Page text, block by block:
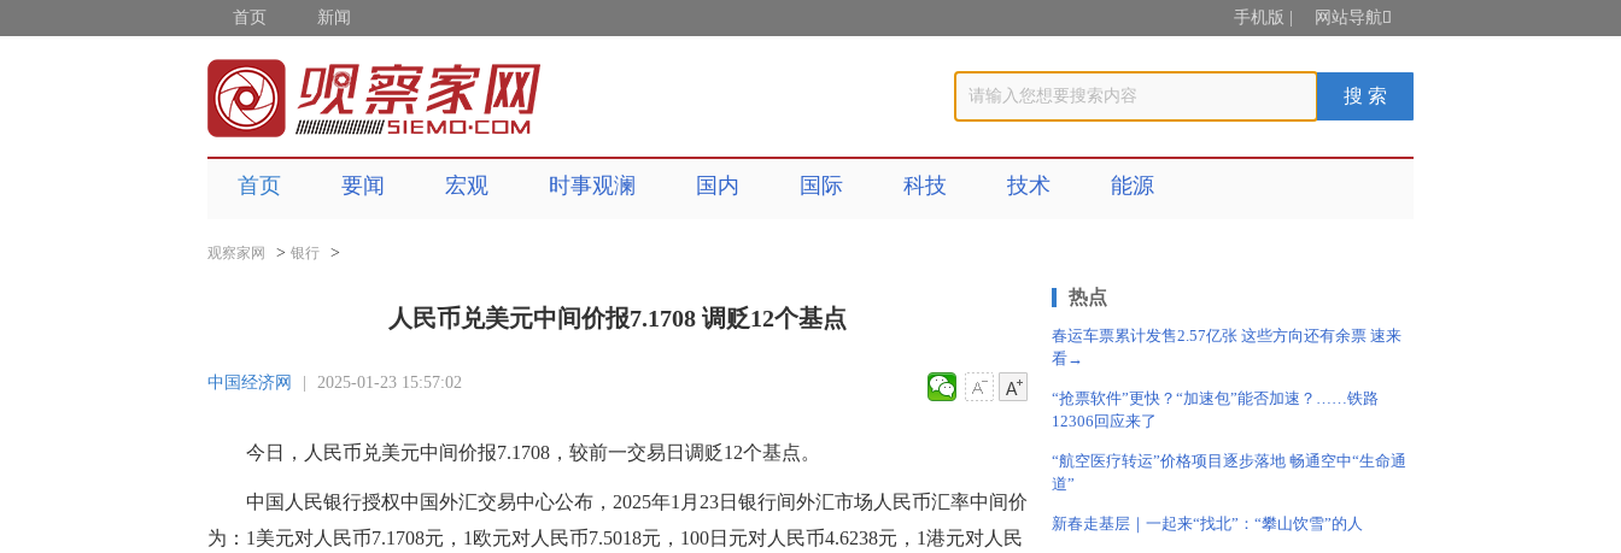
首页 新闻 手机版 网站导航
首页 要闻 宏观 时事观澜 国内 国际 科技 技术 能源
观察家网 > 银行 >
人民币兑美元中间价报7.1708 调贬12个基点
中国经济网 2025-01-23 15:57:02
今日，人民币兑美元中间价报7.1708，较前一交易日调贬12个基点。
中国人民银行授权中国外汇交易中心公布，2025年1月23日银行间外汇市场人民币汇率中间价
为：1美元对人民币7.1708元，1欧元对人民币7.5018元，100日元对人民币4.6238元，1港元对人民
热点
春运车票累计发售2.57亿张 这些方向还有余票 速来
看→
“抢票软件”更快？“加速包”能否加速？……铁路
12306回应来了
“航空医疗转运”价格项目逐步落地 畅通空中“生命通
道”
新春走基层｜一起来“找北”：“攀山饮雪”的人